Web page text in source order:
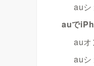
auシ
auで
auオ
au